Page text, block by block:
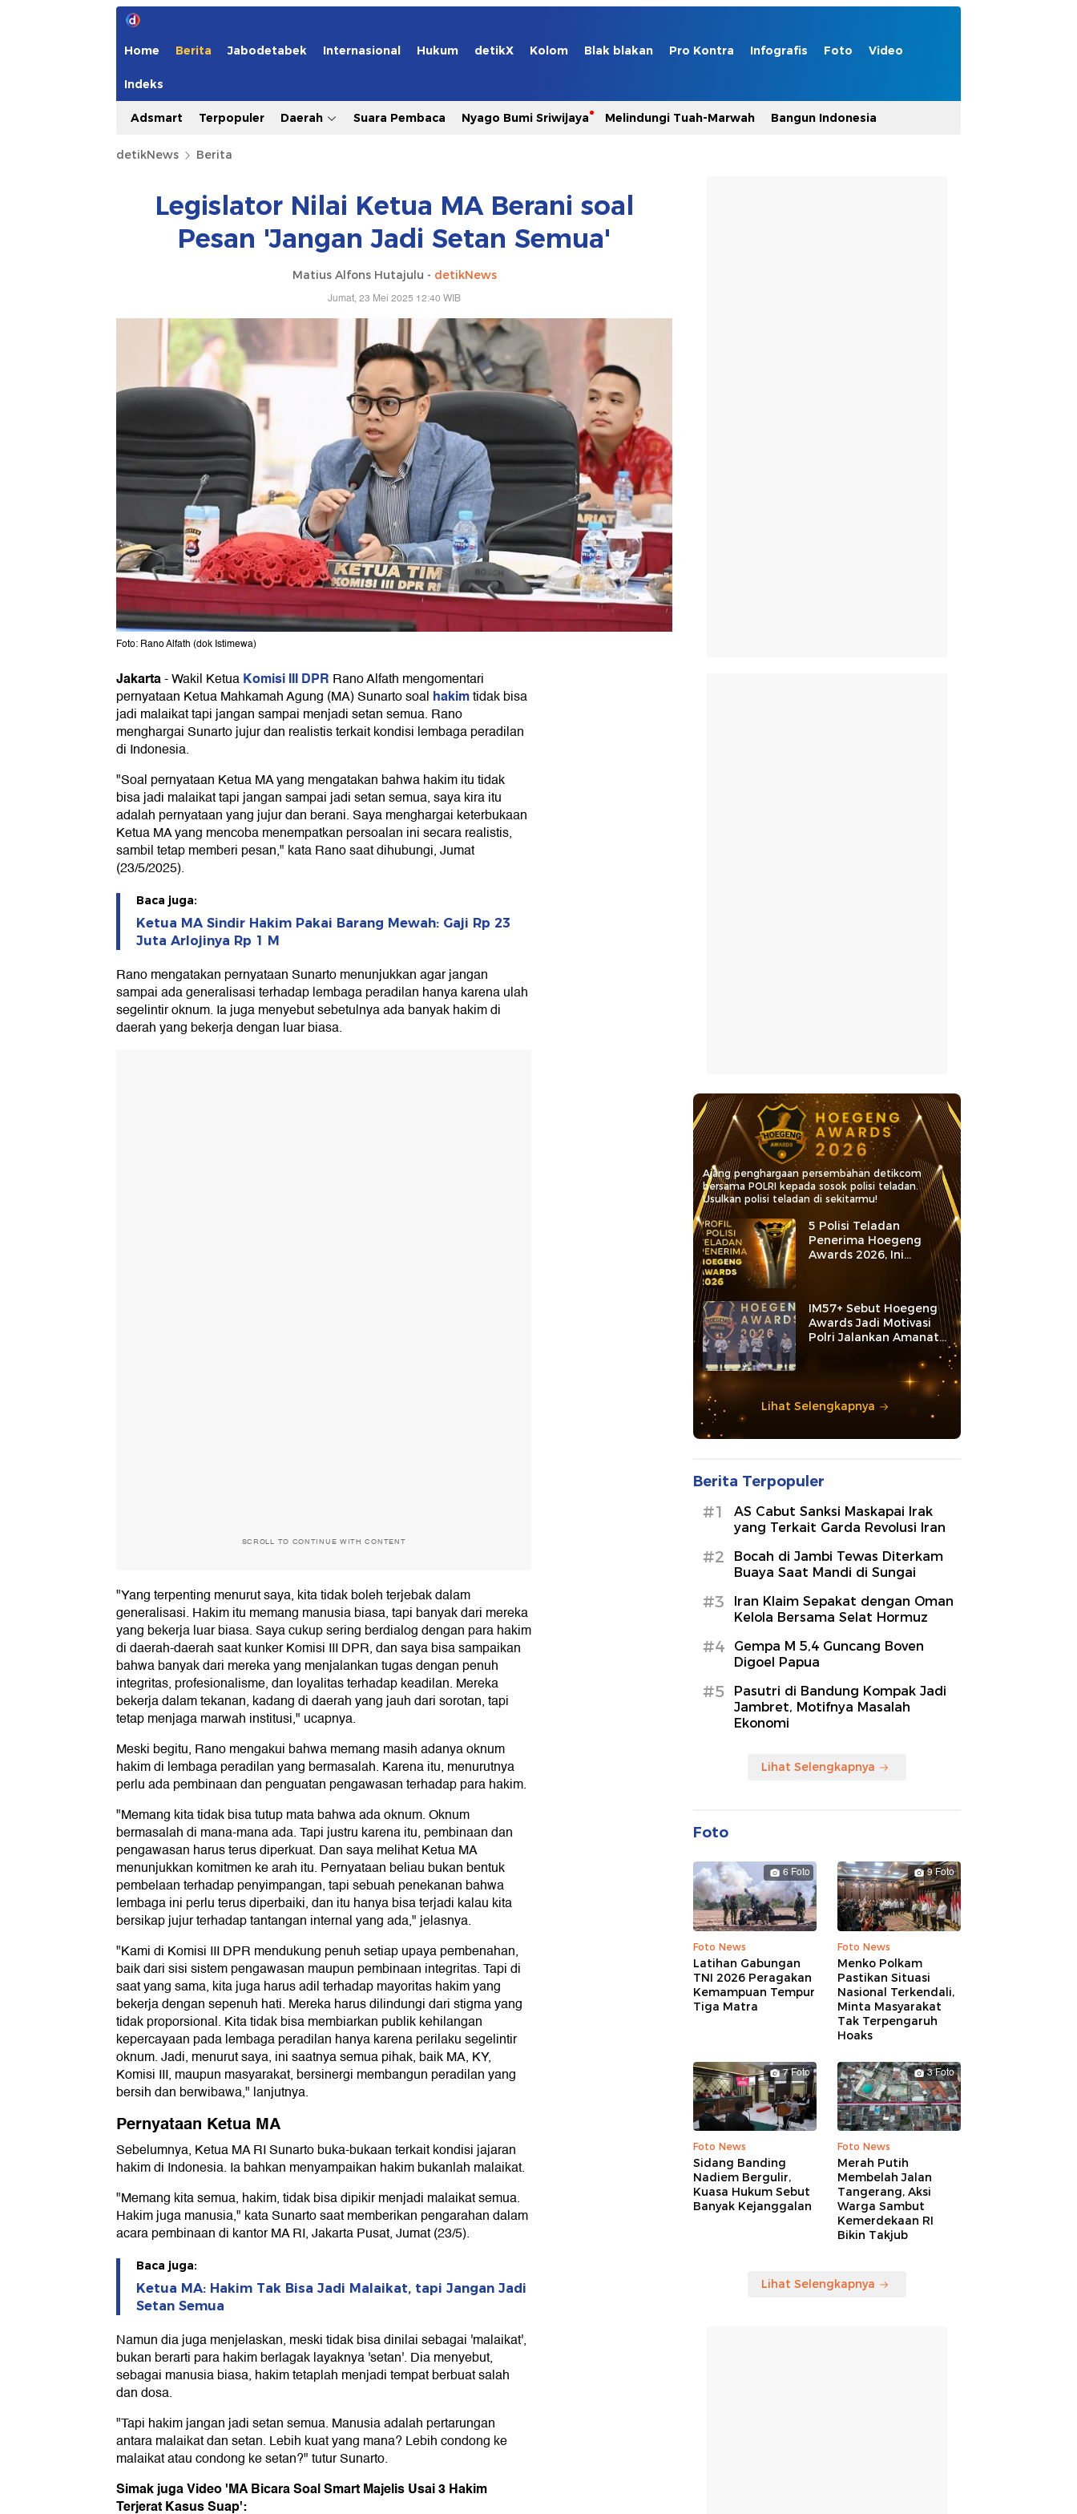
Home Berita Jabodetabek Internasional Hukum detikX Kolom Blak blakan Pro Kontra Infografis Foto Video
Indeks
Adsmart Terpopuler Daerah Suara Pembaca Nyago Bumi Sriwijaya Melindungi Tuah-Marwah Bangun Indonesia
detikNews Berita
Legislator Nilai Ketua MA Berani soal
Pesan 'Jangan Jadi Setan Semua'
Matius Alfons Hutajulu - detikNews
Jumat, 23 Mei 2025 12:40 WIB
Foto: Rano Alfath (dok Istimewa)
Jakarta-Wakil KetuaKomisi III DPR Rano Alfath mengomentari
pernyataan Ketua Mahkamah Agung (MA) Sunarto soal hakimtidak bisa
jadi malaikat tapi jangan sampai menjadi setan semua. Rano
menghargai Sunarto jujur dan realistis terkait kondisi lembaga peradilan
di Indonesia.
"Soal pernyataan Ketua MA yang mengatakan bahwa hakim itu tidak
bisa jadi malaikat tapi jangan sampai jadi setan semua, saya kira itu
adalah pernyataan yang jujur dan berani. Saya menghargai keterbukaan
Ketua MA yang mencoba menempatkan persoalan ini secara realistis,
sambil tetap memberi pesan," kata Rano saat dihubungi, Jumat
(23/5/2025).
Baca juga:
Ketua MA Sindir Hakim Pakai Barang Mewah: Gaji Rp 23
Juta Arlojinya Rp 1 M
Rano mengatakan pernyataan Sunarto menunjukkan agar jangan
sampai ada generalisasi terhadap lembaga peradilan hanya karena ulah
segelintir oknum. Ia juga menyebut sebetulnya ada banyak hakim di
daerah yang bekerja dengan luar biasa.
SCROLL TO CONTINUE WITH CONTENT
"Yang terpenting menurut saya, kita tidak boleh terjebak dalam
generalisasi. Hakim itu memang manusia biasa, tapi banyak dari mereka
yang bekerja luar biasa. Saya cukup sering berdialog dengan para hakim
di daerah-daerah saat kunker Komisi III DPR, dan saya bisa sampaikan
bahwa banyak dari mereka yang menjalankan tugas dengan penuh
integritas, profesionalisme, dan loyalitas terhadap keadilan. Mereka
bekerja dalam tekanan, kadang di daerah yang jauh dari sorotan, tapi
tetap menjaga marwah institusi," ucapnya.
Meski begitu, Rano mengakui bahwa memang masih adanya oknum
hakim di lembaga peradilan yang bermasalah. Karena itu, menurutnya
perlu ada pembinaan dan penguatan pengawasan terhadap para hakim.
"Memang kita tidak bisa tutup mata bahwa ada oknum. Oknum
bermasalah di mana-mana ada. Tapi justru karena itu, pembinaan dan
pengawasan harus terus diperkuat. Dan saya melihat Ketua MA
menunjukkan komitmen ke arah itu. Pernyataan beliau bukan bentuk
pembelaan terhadap penyimpangan, tapi sebuah penekanan bahwa
lembaga ini perlu terus diperbaiki, dan itu hanya bisa terjadi kalau kita
bersikap jujur terhadap tantangan internal yang ada," jelasnya.
"Kami di Komisi III DPR mendukung penuh setiap upaya pembenahan,
baik dari sisi sistem pengawasan maupun pembinaan integritas. Tapi di
saat yang sama, kita juga harus adil terhadap mayoritas hakim yang
bekerja dengan sepenuh hati. Mereka harus dilindungi dari stigma yang
tidak proporsional. Kita tidak bisa membiarkan publik kehilangan
kepercayaan pada lembaga peradilan hanya karena perilaku segelintir
oknum. Jadi, menurut saya, ini saatnya semua pihak, baik MA, KY,
Komisi III, maupun masyarakat, bersinergi membangun peradilan yang
bersih dan berwibawa," lanjutnya.
Pernyataan Ketua MA
Sebelumnya, Ketua MA RI Sunarto buka-bukaan terkait kondisi jajaran
hakim di Indonesia. Ia bahkan menyampaikan hakim bukanlah malaikat.
"Memang kita semua, hakim, tidak bisa dipikir menjadi malaikat semua.
Hakim juga manusia," kata Sunarto saat memberikan pengarahan dalam
acara pembinaan di kantor MA RI, Jakarta Pusat, Jumat (23/5).
Baca juga:
Ketua MA: Hakim Tak Bisa Jadi Malaikat, tapi Jangan Jadi
Setan Semua
Namun dia juga menjelaskan, meski tidak bisa dinilai sebagai 'malaikat',
bukan berarti para hakim berlagak layaknya 'setan'. Dia menyebut,
sebagai manusia biasa, hakim tetaplah menjadi tempat berbuat salah
dan dosa.
"Tapi hakim jangan jadi setan semua. Manusia adalah pertarungan
antara malaikat dan setan. Lebih kuat yang mana? Lebih condong ke
malaikat atau condong ke setan?" tutur Sunarto.
Simak juga Video 'MA Bicara Soal Smart Majelis Usai 3 Hakim
Terjerat Kasus Suap':
Ajang penghargaan persembahan detikcom
bersama POLRI kepada sosok polisi teladan.
Usulkan polisi teladan di sekitarmu!
5 Polisi Teladan
Penerima Hoegeng
Awards 2026, Ini
Kategori dan Kiprahnya
IM57+ Sebut Hoegeng
Awards Jadi Motivasi
Polri Jalankan Amanat
Lihat Selengkapnya
Berita Terpopuler
#1
AS Cabut Sanksi Maskapai Irak
yang Terkait Garda Revolusi Iran
#2
Bocah di Jambi Tewas Diterkam
Buaya Saat Mandi di Sungai
#3
Iran Klaim Sepakat dengan Oman
Kelola Bersama Selat Hormuz
#4
Gempa M 5,4 Guncang Boven
Digoel Papua
#5
Pasutri di Bandung Kompak Jadi
Jambret, Motifnya Masalah
Ekonomi
Lihat Selengkapnya
Foto
6 Foto
Foto News
Latihan Gabungan
TNI 2026 Peragakan
Kemampuan Tempur
Tiga Matra
9 Foto
Foto News
Menko Polkam
Pastikan Situasi
Nasional Terkendali,
Minta Masyarakat
Tak Terpengaruh
Hoaks
7 Foto
Foto News
Sidang Banding
Nadiem Bergulir,
Kuasa Hukum Sebut
Banyak Kejanggalan
3 Foto
Foto News
Merah Putih
Membelah Jalan
Tangerang, Aksi
Warga Sambut
Kemerdekaan RI
Bikin Takjub
Lihat Selengkapnya